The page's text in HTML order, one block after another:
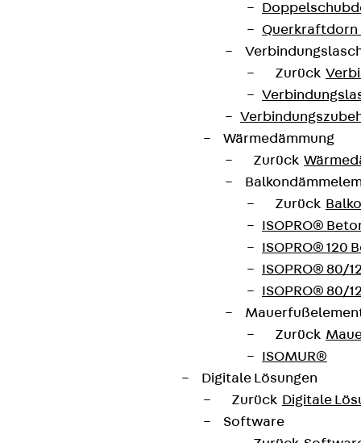
Querkraftdorn
Zurück
Wärmedämmung
Zurück
Zurück
ISOPRO®
ISOPRO® 120
ISOPRO® 80/
ISOPRO® 80/
Zurück
ISOMUR®
Digitale Lösungen
Zurück Digitale
Software